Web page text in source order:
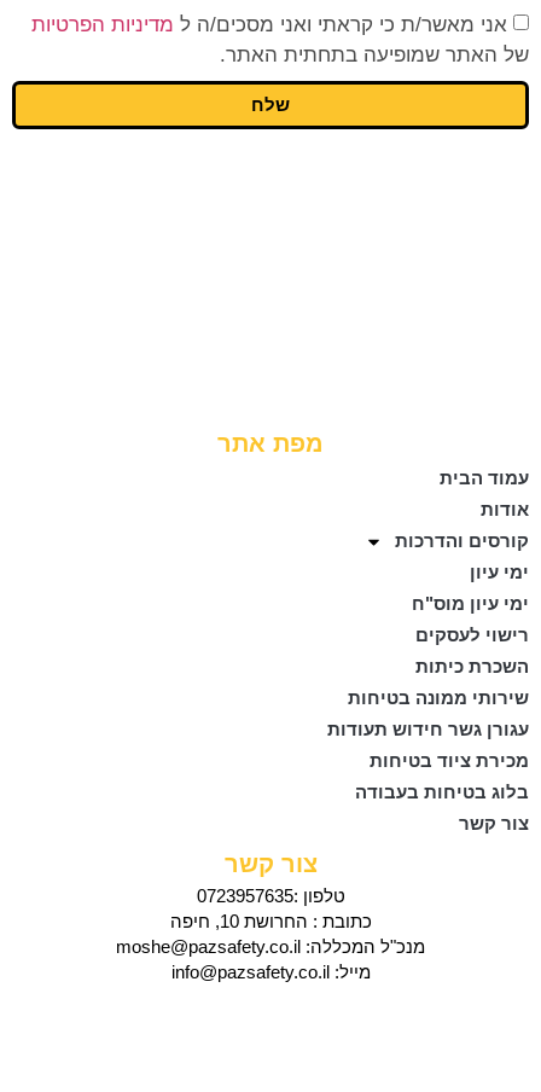
אני מאשר/ת כי קראתי ואני מסכים/ה ל מדיניות הפרטיות
של האתר שמופיעה בתחתית האתר.
שלח
מפת אתר
עמוד הבית
אודות
קורסים והדרכות
ימי עיון
ימי עיון מוס"ח
רישוי לעסקים
השכרת כיתות
שירותי ממונה בטיחות
עגורן גשר חידוש תעודות
מכירת ציוד בטיחות
בלוג בטיחות בעבודה
צור קשר
צור קשר
טלפון :0723957635
כתובת : החרושת 10, חיפה
מנכ"ל המכללה: moshe@pazsafety.co.il
מייל: info@pazsafety.co.il